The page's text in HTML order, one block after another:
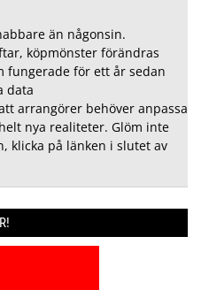
än någonsin.
köpmönster förändras
fungerade för ett år sedan
data
arrangörer behöver anpassa
nya realiteter. Glöm inte
klicka på länken i slutet av